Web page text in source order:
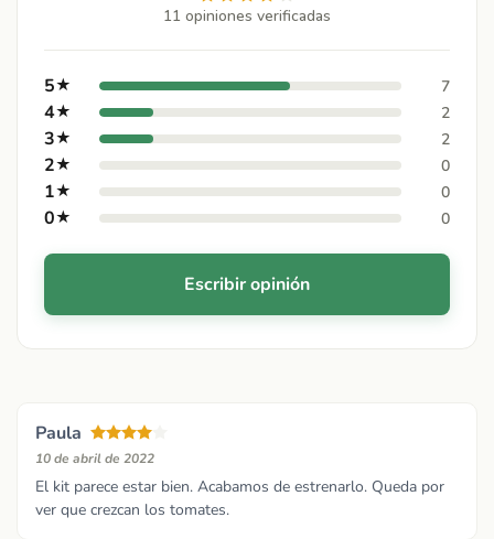
11 opiniones verificadas
5★ 7
4★ 2
3★ 2
2★ 0
1★ 0
0★ 0
Escribir opinión
Paula
10 de abril de 2022
El kit parece estar bien. Acabamos de estrenarlo. Queda por
ver que crezcan los tomates.